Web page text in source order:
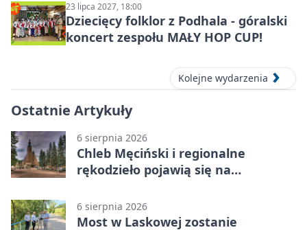
23 lipca 2027, 18:00
Dziecięcy folklor z Podhala - góralski
koncert zespołu MAŁY HOP CUP!
Kolejne wydarzenia
Ostatnie Artykuły
6 sierpnia 2026
Chleb Męciński i regionalne
rękodzieło pojawią się na
6 sierpnia 2026
Most w Laskowej zostanie